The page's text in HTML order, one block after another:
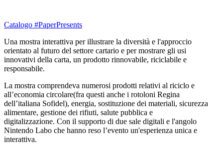
Catalogo #PaperPresents
Una mostra interattiva per illustrare la diversità e l'approccio
orientato al futuro del settore cartario e per mostrare gli usi
innovativi della carta, un prodotto rinnovabile, riciclabile e
responsabile.
La mostra comprendeva numerosi prodotti relativi al riciclo e
all’economia circolare(fra questi anche i rotoloni Regina
dell’italiana Sofidel), energia, sostituzione dei materiali, sicurezza
alimentare, gestione dei rifiuti, salute pubblica e
digitalizzazione. Con il supporto di due sale digitali e l'angolo
Nintendo Labo che hanno reso l’evento un'esperienza unica e
interattiva.